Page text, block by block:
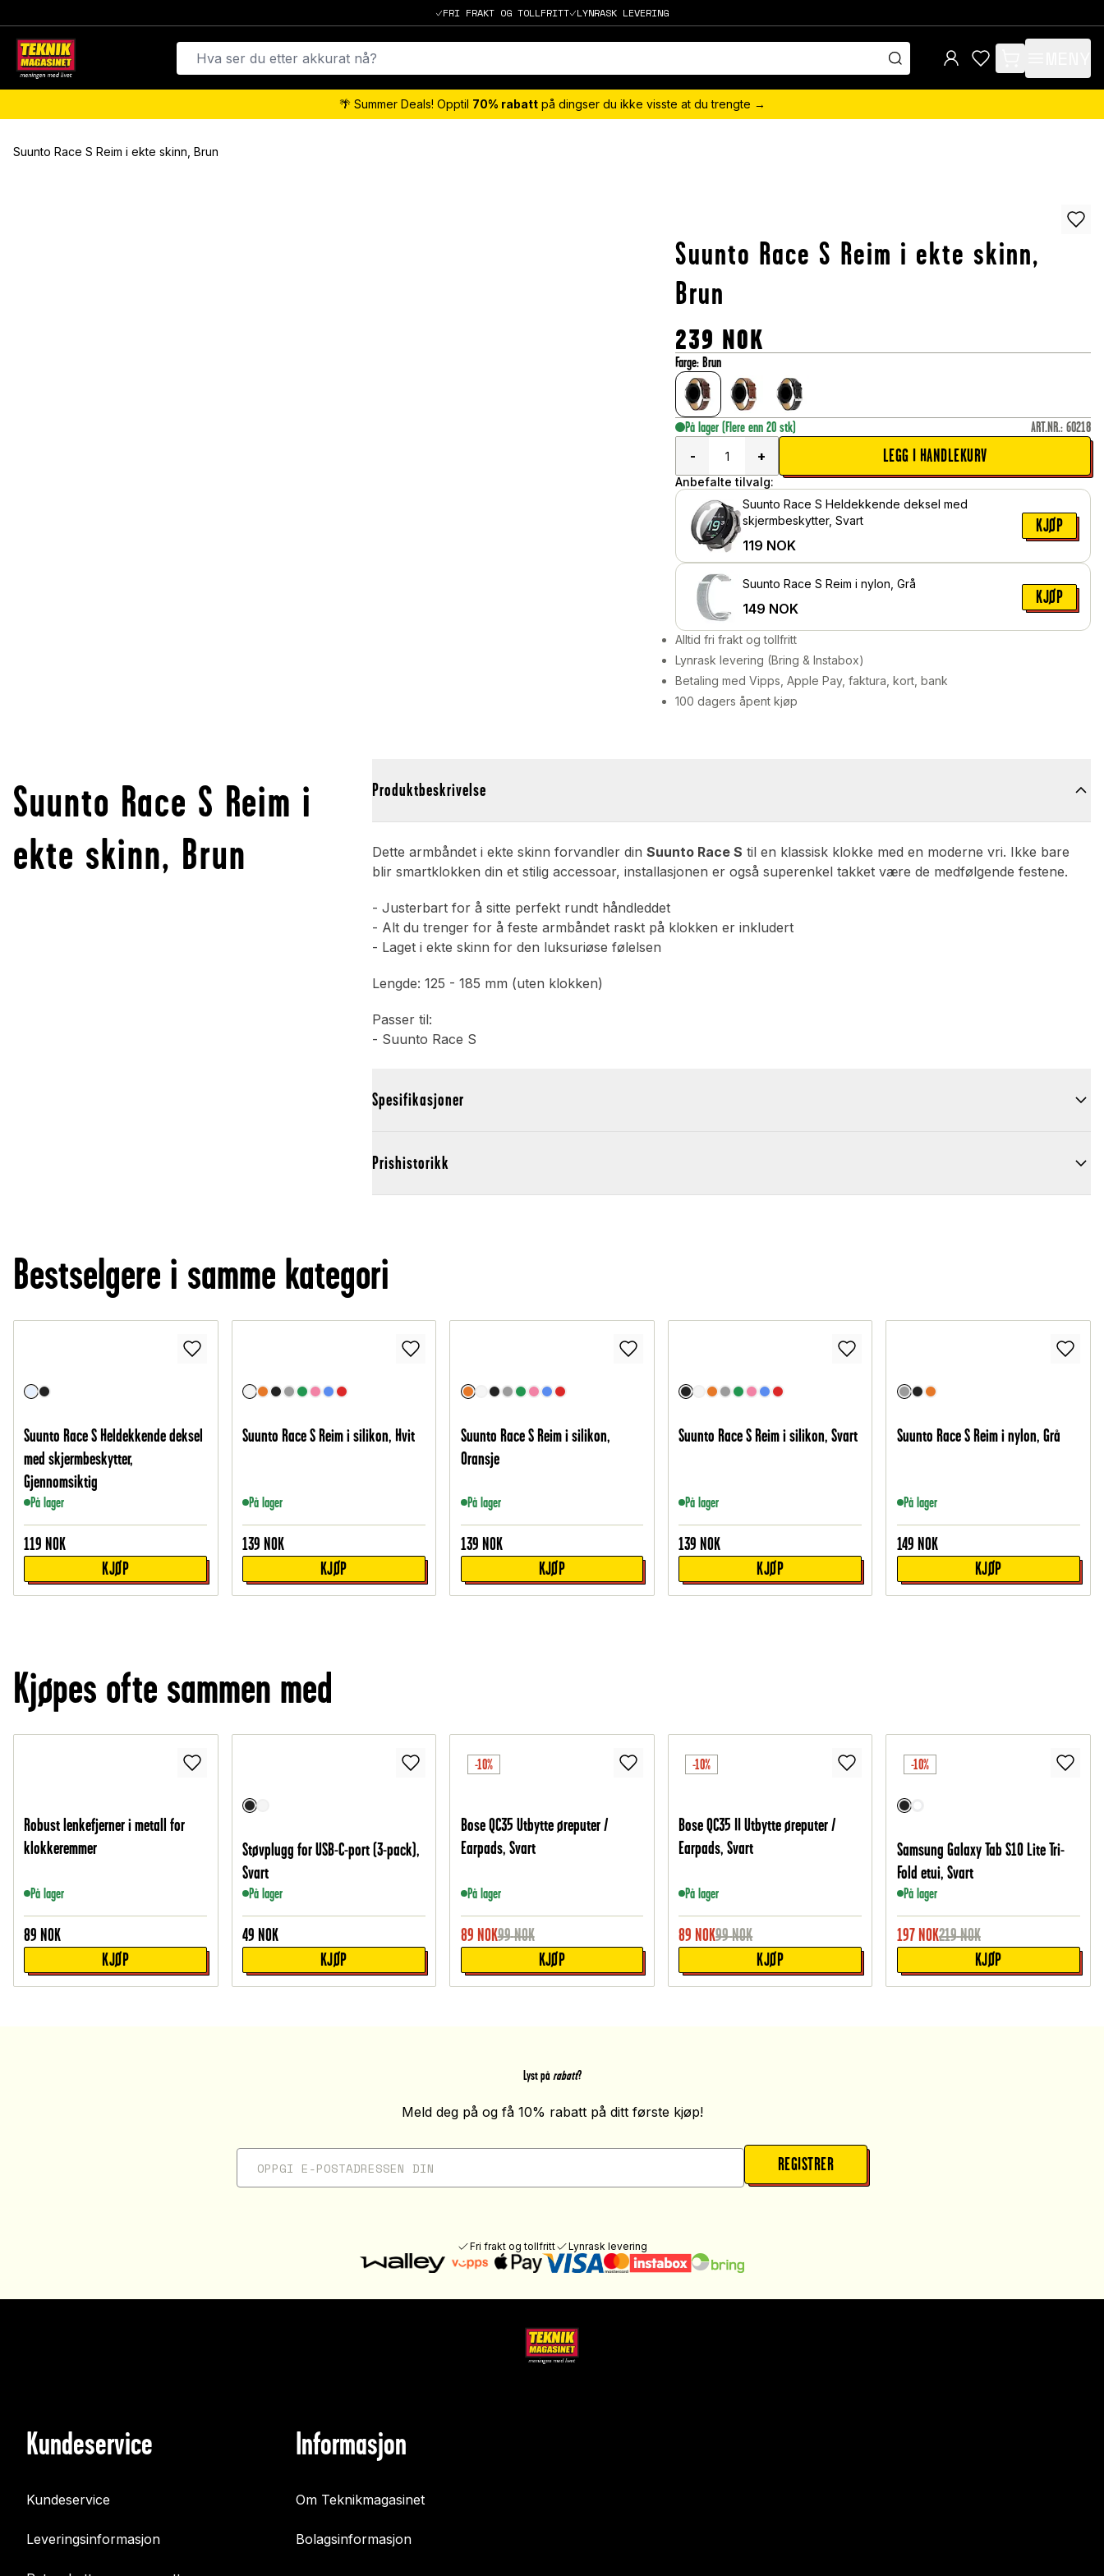
FRI FRAKT OG TOLLFRITT LYNRASK LEVERING
items in cart, view
🌴 Summer Deals! Opptil 70% rabattpå dingser du ikke visste at du trengte →
Suunto Race S Reim i ekte skinn, Brun
Suunto Race S Reim i ekte skinn,
Brun
239 NOK
Farge: Brun
På lager (Flere enn 20 stk) ART.NR.: 60218
-
+ LEGG I HANDLEKURV
Anbefalte tilvalg:
Suunto Race S Heldekkende deksel med
skjermbeskytter, Svart
119 NOK
KJØP
Suunto Race S Reim i nylon, Grå
149 NOK
KJØP
Alltid fri frakt og tollfritt
Lynrask levering (Bring & Instabox)
Betaling med Vipps, Apple Pay, faktura, kort, bank
100 dagers åpent kjøp
Suunto Race S Reim i
ekte skinn, Brun
Produktbeskrivelse
Dette armbåndet i ekte skinn forvandler dinSuunto Race S til en klassisk klokke med en moderne vri. Ikke bare
blir smartklokken din et stilig accessoar, installasjonen er også superenkel takket være de medfølgende festene.
- Justerbart for å sitte perfekt rundt håndleddet
- Alt du trenger for å feste armbåndet raskt på klokken er inkludert
- Laget i ekte skinn for den luksuriøse følelsen
Lengde: 125 - 185 mm (uten klokken)
Passer til:
- Suunto Race S
Spesifikasjoner
Prishistorikk
Bestselgere i samme kategori
Suunto Race S Heldekkende deksel
med skjermbeskytter,
Gjennomsiktig
På lager
119 NOK
KJØP
Suunto Race S Reim i silikon, Hvit
På lager
139 NOK
KJØP
Suunto Race S Reim i silikon,
Oransje
På lager
139 NOK
KJØP
Suunto Race S Reim i silikon, Svart
På lager
139 NOK
KJØP
Suunto Race S Reim i nylon, Grå
På lager
149 NOK
KJØP
Kjøpes ofte sammen med
Robust lenkefjerner i metall for
klokkeremmer
På lager
89 NOK
KJØP
Støvplugg for USB-C-port (3-pack),
Svart
På lager
49 NOK
KJØP
-10%
Bose QC35 Utbytte øreputer /
Earpads, Svart
På lager
89 NOK99NOK
KJØP
-10%
Bose QC35 II Utbytte øreputer /
Earpads, Svart
På lager
89 NOK99NOK
KJØP
-10%
Samsung Galaxy Tab S10 Lite Tri-
Fold etui, Svart
På lager
197 NOK219NOK
KJØP
Lyst på rabatt?
Meld deg på og få 10% rabatt på ditt første kjøp!
REGISTRER
Fri frakt og tollfritt Lynrask levering
Kundeservice
Kundeservice
Leveringsinformasjon
Informasjon
Om Teknikmagasinet
Bolagsinformasjon